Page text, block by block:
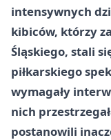
intensywnych
kibiców, którzy
Śląskiego, stali
piłkarskiego
wymagały
nich
postanowili